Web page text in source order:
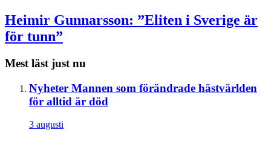
Heimir Gunnarsson: ”Eliten i Sverige är
för tunn”
Mest läst just nu
Nyheter Mannen som förändrade hästvärlden
för alltid är död
3 augusti